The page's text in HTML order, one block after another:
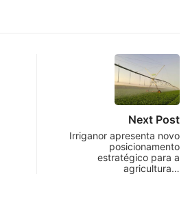
Next Post
Irriganor apresenta novo
posicionamento
estratégico para a
agricultura…